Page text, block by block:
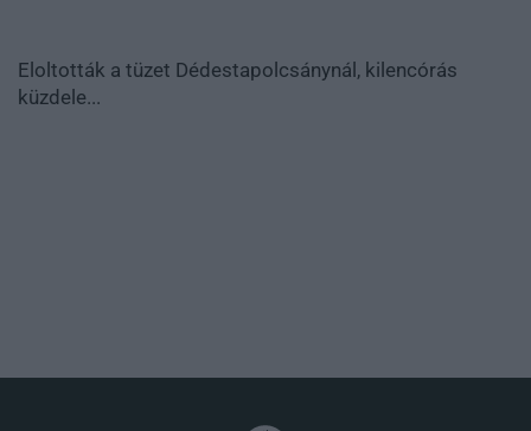
Eloltották a tüzet Dédestapolcsánynál, kilencórás
küzdele...